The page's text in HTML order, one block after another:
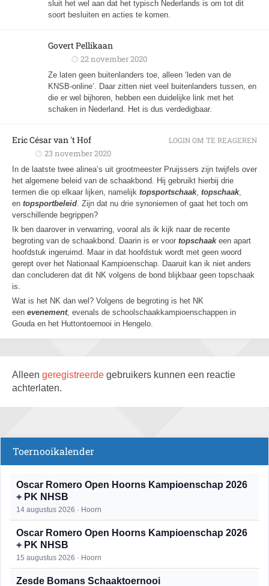
sluit het wel aan dat het typisch Nederlands is om tot dit
soort besluiten en acties te komen.
Govert Pellikaan
22 november 2020
Ze laten geen buitenlanders toe, alleen ‘leden van de
KNSB-online’. Daar zitten niet veel buitenlanders tussen, en
die er wel bijhoren, hebben een duidelijke link met het
schaken in Nederland. Het is dus verdedigbaar.
Eric César van 't Hof
23 november 2020
In de laatste twee alinea’s uit grootmeester Pruijssers zijn twijfels over
het algemene beleid van de schaakbond. Hij gebruikt hierbij drie
termen die op elkaar lijken, namelijk topsportschaak, topschaak,
en topsportbeleid. Zijn dat nu drie synoniemen of gaat het toch om
verschillende begrippen?
Ik ben daarover in verwarring, vooral als ik kijk naar de recente
begroting van de schaakbond. Daarin is er voor topschaak een apart
hoofdstuk ingeruimd. Maar in dat hoofdstuk wordt met geen woord
gerept over het Nationaal Kampioenschap. Daaruit kan ik niet anders
dan concluderen dat dit NK volgens de bond blijkbaar geen topschaak
is.
Wat is het NK dan wel? Volgens de begroting is het NK
een evenement, evenals de schoolschaakkampioenschappen in
Gouda en het Huttontoernooi in Hengelo.
LOGIN OM TE REAGEREN
Alleen geregistreerde gebruikers kunnen een reactie
achterlaten.
Toernooikalender
Oscar Romero Open Hoorns Kampioenschap 2026
+ PK NHSB
14 augustus 2026 · Hoorn
Oscar Romero Open Hoorns Kampioenschap 2026
+ PK NHSB
15 augustus 2026 · Hoorn
Zesde Bomans Schaaktoernooi